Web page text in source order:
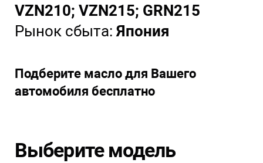
VZN210; VZN215; GRN215
Рынок сбыта:Япония
Подберите масло для Вашего
автомобиля бесплатно
Выберите модель